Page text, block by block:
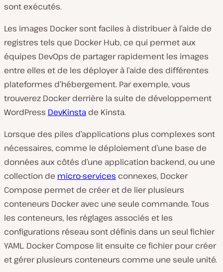
sont exécutés.
Les images Docker sont faciles à distribuer à l’aide de
registres tels que Docker Hub, ce qui permet aux
équipes DevOps de partager rapidement les images
entre elles et de les déployer à l’aide des différentes
plateformes d’hébergement. Par exemple, vous
trouverez Docker derrière la suite de développement
WordPress DevKinsta de Kinsta.
Lorsque des piles d’applications plus complexes sont
nécessaires, comme le déploiement d’une base de
données aux côtés d’une application backend, ou une
collection de micro-services connexes, Docker
Compose permet de créer et de lier plusieurs
conteneurs Docker avec une seule commande. Tous
les conteneurs, les réglages associés et les
configurations réseau sont définis dans un seul fichier
YAML. Docker Compose lit ensuite ce fichier pour créer
et gérer plusieurs conteneurs comme une seule unité.